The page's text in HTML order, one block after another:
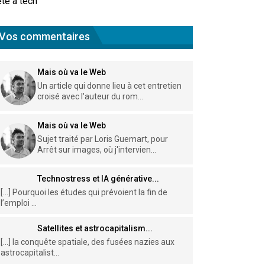
commentaires
Mais où va le Web
Un article qui donne lieu à cet entretien
croisé avec l'auteur du rom...
Mais où va le Web
Sujet traité par Loris Guemart, pour
Arrêt sur images, où j'intervien...
Technostress et IA générative...
[…] Pourquoi les études qui prévoient la fin de
l’emploi ...
Satellites et astrocapitalism...
[…] la conquête spatiale, des fusées nazies aux
astrocapitalist...